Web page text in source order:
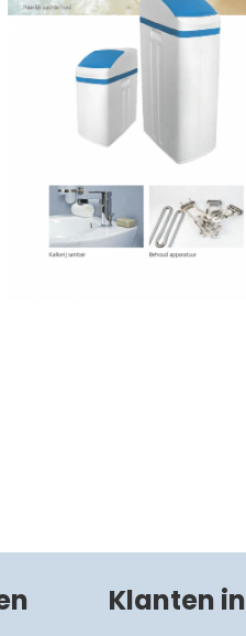
Klanten in